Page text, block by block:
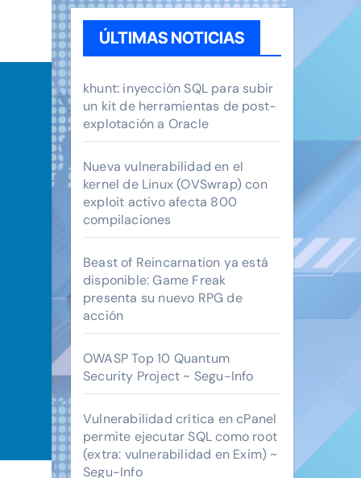
ÚLTIMAS NOTICIAS
khunt: inyección SQL para subir
un kit de herramientas de post-
explotación a Oracle
Nueva vulnerabilidad en el
kernel de Linux (OVSwrap) con
exploit activo afecta 800
compilaciones
Beast of Reincarnation ya está
disponible: Game Freak
presenta su nuevo RPG de
acción
OWASP Top 10 Quantum
Security Project ~ Segu-Info
Vulnerabilidad crítica en cPanel
permite ejecutar SQL como root
(extra: vulnerabilidad en Exim) ~
Segu-Info